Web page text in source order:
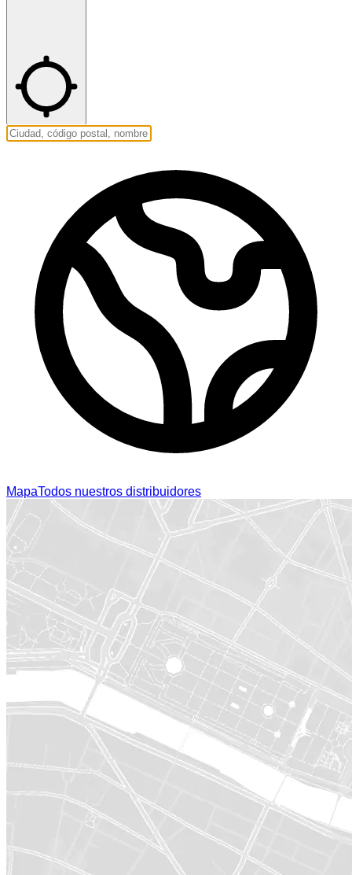
MapaTodos nuestros distribuidores